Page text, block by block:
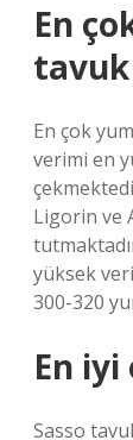
En
En çok
verimi en
Ligorin ve
yüksek
300-320
En
Sasso